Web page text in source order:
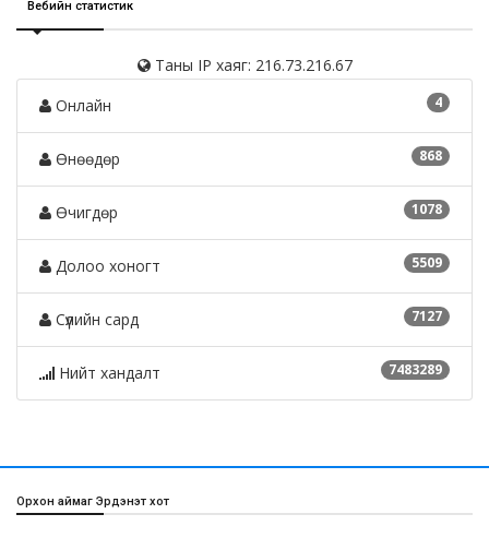
Вебийн статистик
Таны IP хаяг: 216.73.216.67
4
Онлайн
868
Өнөөдөр
1078
Өчигдөр
5509
Долоо хоногт
7127
Сүүлийн сард
7483289
Нийт хандалт
Орхон аймаг Эрдэнэт хот